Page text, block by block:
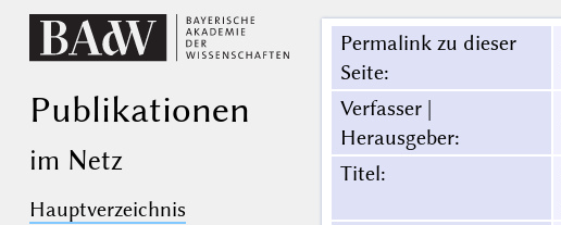
Publikationen
im Netz
Hauptverzeichnis
Permalink zu dieser
Seite:
Verfasser |
Herausgeber:
Titel: